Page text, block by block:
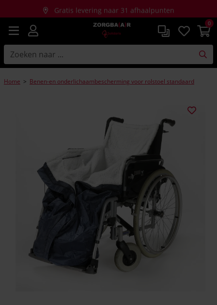
0
Gratis levering naar 31 afhaalpunten
Gratis thuislevering bij aankopen vanaf €150
Home > Benen-en onderlichaambescherming voor rolstoel standaard